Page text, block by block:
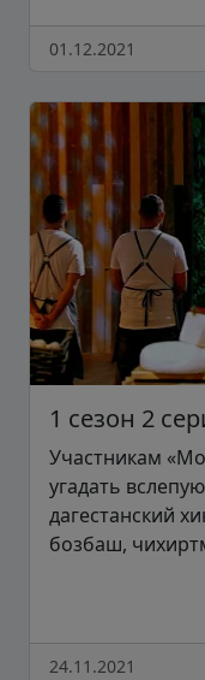
01.12.2021
1 сезон 2
Участникам
угадать
дагестанский
бозбаш,
24.11.2021